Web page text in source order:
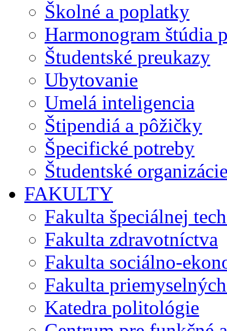
Školné a poplatky
Harmonogram štúdia
Študentské preukazy
Ubytovanie
Umelá inteligencia
Štipendiá a pôžičky
Špecifické potreby
Študentské
FAKULTY
Fakulta špeciálnej
Fakulta zdravotníctva
Fakulta sociálno-
Fakulta
Katedra politológie